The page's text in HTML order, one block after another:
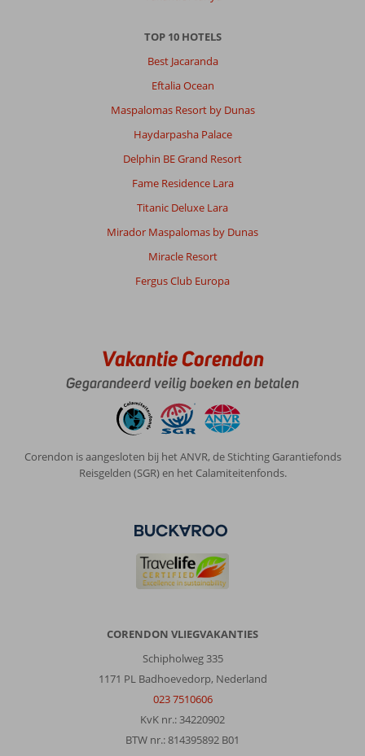
TOP 10 HOTELS
Best Jacaranda
Eftalia Ocean
Maspalomas Resort by Dunas
Haydarpasha Palace
Delphin BE Grand Resort
Fame Residence Lara
Titanic Deluxe Lara
Mirador Maspalomas by Dunas
Miracle Resort
Fergus Club Europa
Vakantie Corendon
Gegarandeerd veilig boeken en betalen
Corendon is aangesloten bij het ANVR, de Stichting Garantiefonds
Reisgelden (SGR) en het Calamiteitenfonds.
CORENDON VLIEGVAKANTIES
Schipholweg 335
1171 PL Badhoevedorp, Nederland
023 7510606
KvK nr.: 34220902
BTW nr.: 814395892 B01